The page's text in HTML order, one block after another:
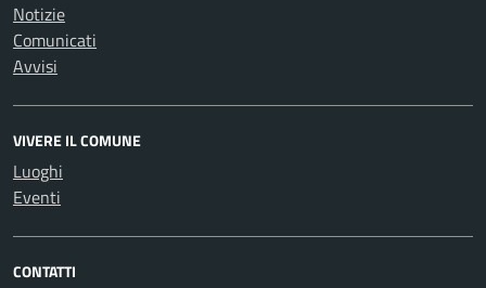
Notizie
Comunicati
Avvisi
VIVERE IL COMUNE
Luoghi
Eventi
CONTATTI